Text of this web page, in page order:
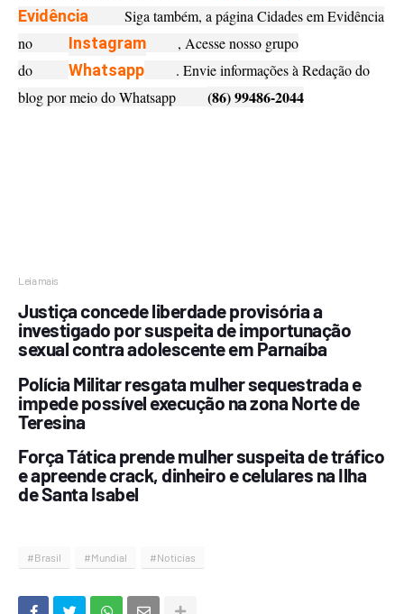
Evidência Siga também, a página Cidades em Evidência
no Instagram , Acesse nosso grupo
do Whatsapp . Envie informações à Redação do
blog por meio do Whatsapp (86) 99486-2044
Leia mais
Justiça concede liberdade provisória a
investigado por suspeita de importunação
sexual contra adolescente em Parnaíba
Polícia Militar resgata mulher sequestrada e
impede possível execução na zona Norte de
Teresina
Força Tática prende mulher suspeita de tráfico
e apreende crack, dinheiro e celulares na Ilha
de Santa Isabel
#Brasil #Mundial #Noticias